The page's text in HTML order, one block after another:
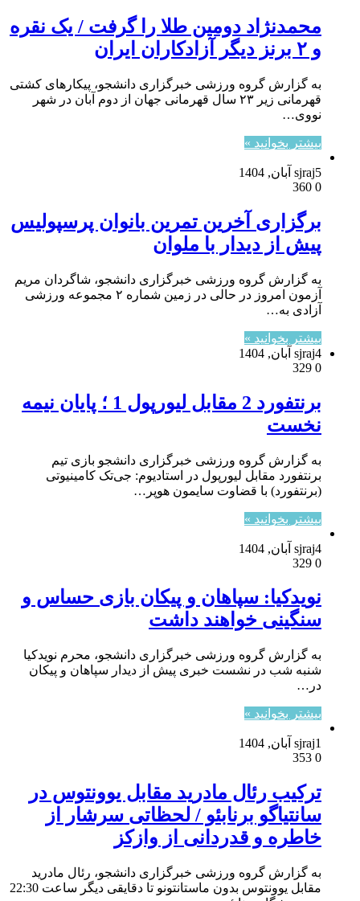
محمدنژاد دومین طلا را گرفت / یک نقره
و ۲ برنز دیگر آزادکاران ایران
به گزارش گروه ورزشی خبرگزاری دانشجو، پیکار‌های کشتی
قهرمانی زیر ۲۳ سال قهرمانی جهان از دوم آبان در شهر
نووی…
بیشتر بخوانید »
sjraj5 آبان, 1404
0
برگزاری آخرین تمرین بانوان پرسپولیس
پیش از دیدار با ملوان
به گزارش گروه ورزشی خبرگزاری دانشجو، شاگردان مریم
آزمون امروز در حالی در زمین شماره ۲ مجموعه ورزشی
آزادی به…
بیشتر بخوانید »
sjraj4 آبان, 1404
0
برنتفورد 2 مقابل لیورپول 1 ؛ پایان نیمه
نخست
به گزارش گروه ورزشی خبرگزاری دانشجو بازی تیم
برنتفورد مقابل لیورپول در استادیوم: جی‌تک کامینیوتی
(برنتفورد) با قضاوت سایمون هوپر…
بیشتر بخوانید »
sjraj4 آبان, 1404
0
نویدکیا: سپاهان و پیکان بازی حساس و
سنگینی خواهند داشت
به گزارش گروه ورزشی خبرگزاری دانشجو، محرم نویدکیا
شنبه شب در نشست خبری پیش از دیدار سپاهان و پیکان
در…
بیشتر بخوانید »
sjraj1 آبان, 1404
0
ترکیب رئال مادرید مقابل یوونتوس در
سانتیاگو برنابئو / لحظاتی سرشار از
خاطره و قدردانی از وازکز
به گزارش گروه ورزشی خبرگزاری دانشجو، رئال مادرید
مقابل یوونتوس بدون ماستانتونو تا دقایقی دیگر ساعت 22:30